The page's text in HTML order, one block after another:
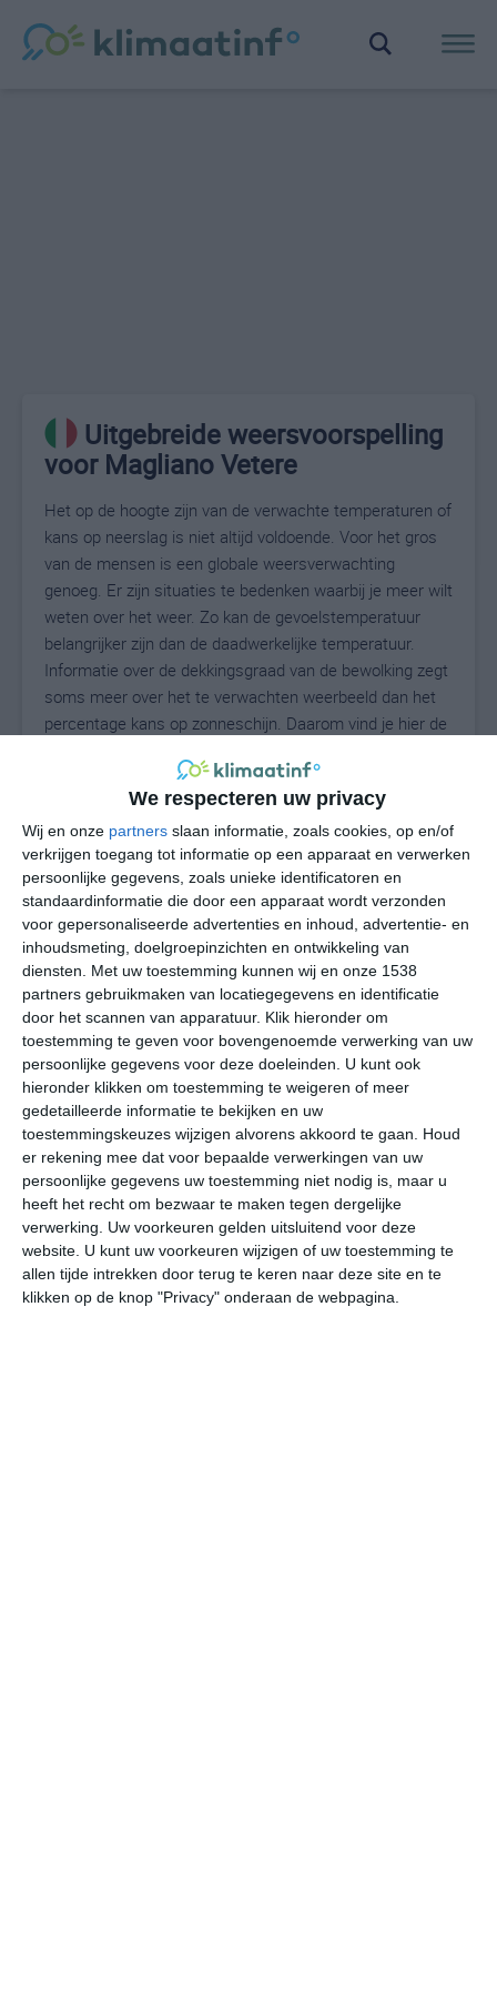
We respecteren uw privacy
Wij en onze partners slaan informatie, zoals cookies, op en/of
verkrijgen toegang tot informatie op een apparaat en verwerken
persoonlijke gegevens, zoals unieke identificatoren en
standaardinformatie die door een apparaat wordt verzonden
voor gepersonaliseerde advertenties en inhoud, advertentie- en
inhoudsmeting, doelgroepinzichten en ontwikkeling van
diensten. Met uw toestemming kunnen wij en onze 1538
partners gebruikmaken van locatiegegevens en identificatie
door het scannen van apparatuur. Klik hieronder om
toestemming te geven voor bovengenoemde verwerking van uw
persoonlijke gegevens voor deze doeleinden. U kunt ook
hieronder klikken om toestemming te weigeren of meer
gedetailleerde informatie te bekijken en uw
toestemmingskeuzes wijzigen alvorens akkoord te gaan. Houd
er rekening mee dat voor bepaalde verwerkingen van uw
persoonlijke gegevens uw toestemming niet nodig is, maar u
heeft het recht om bezwaar te maken tegen dergelijke
verwerking. Uw voorkeuren gelden uitsluitend voor deze
website. U kunt uw voorkeuren wijzigen of uw toestemming te
allen tijde intrekken door terug te keren naar deze site en te
klikken op de knop "Privacy" onderaan de webpagina.
Uitgebreide weersvoorspelling
voor Magliano Vetere
Het op de hoogte zijn van de verwachte temperaturen of
kans op neerslag is niet altijd voldoende. Voor het gros
van de mensen is een globale weersverwachting
genoeg. Er zijn situaties te bedenken waarbij je meer wilt
weten over het weer. Zo kan de gevoelstemperatuur
belangrijker zijn dan de daadwerkelijke temperatuur.
Informatie over de dekkingsgraad van de bewolking zegt
soms meer over het te verwachten weerbeeld dan het
percentage kans op zonneschijn. Daarom vind je hier de
26°C
vr
31° 21°
za
31° 20°
zo
32° 21°
ma
30° 21° 32°
29°C 31°C 30°C
11:00 14:00 17:00 20:00 23:00
11:00 14:00 17:00 20:00 23:00